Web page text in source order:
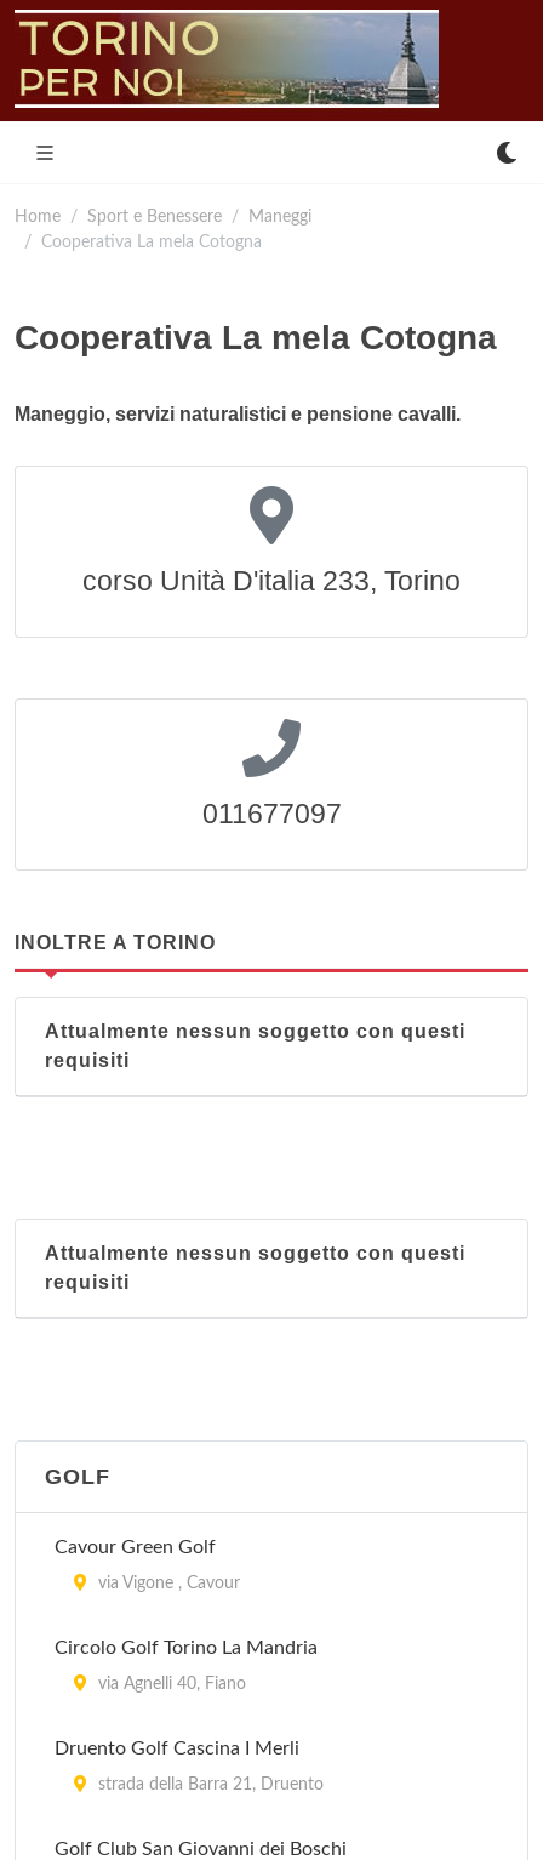
Home Sport e Benessere
Maneggi
Cooperativa La mela Cotogna
Cooperativa La mela Cotogna
Maneggio, servizi naturalistici e pensione cavalli.
corso Unità D'italia 233, Torino
011677097
INOLTRE A TORINO
Attualmente nessun soggetto con questi
requisiti
Attualmente nessun soggetto con questi
requisiti
GOLF
Cavour Green Golf
via Vigone , Cavour
Circolo Golf Torino La Mandria
via Agnelli 40, Fiano
Druento Golf Cascina I Merli
strada della Barra 21, Druento
Golf Club San Giovanni dei Boschi